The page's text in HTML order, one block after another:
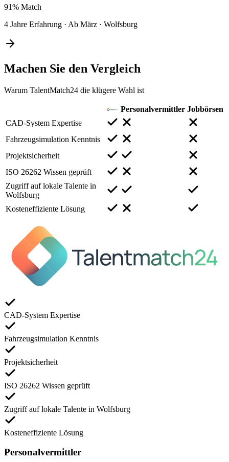
91% Match
4 Jahre Erfahrung · Ab März · Wolfsburg
Machen Sie den Vergleich
Warum TalentMatch24 die klügere Wahl ist
Personalvermittler Jobbörsen
CAD-System Expertise
Fahrzeugsimulation Kenntnis
Projektsicherheit
ISO 26262 Wissen geprüft
Zugriff auf lokale Talente in
Wolfsburg
Kosteneffiziente Lösung
CAD-System Expertise
Fahrzeugsimulation Kenntnis
Projektsicherheit
ISO 26262 Wissen geprüft
Zugriff auf lokale Talente in Wolfsburg
Kosteneffiziente Lösung
Personalvermittler